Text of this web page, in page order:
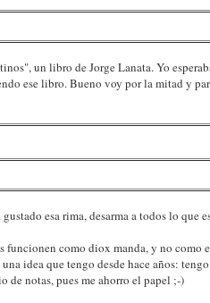
un libro de Jorge Lanata. Yo
ese libro. Bueno voy por la mitad y
esa rima, desarma a todos lo que
como diox manda, y no como
idea que tengo desde hace años:
de notas, pues me ahorro el papel ;-)